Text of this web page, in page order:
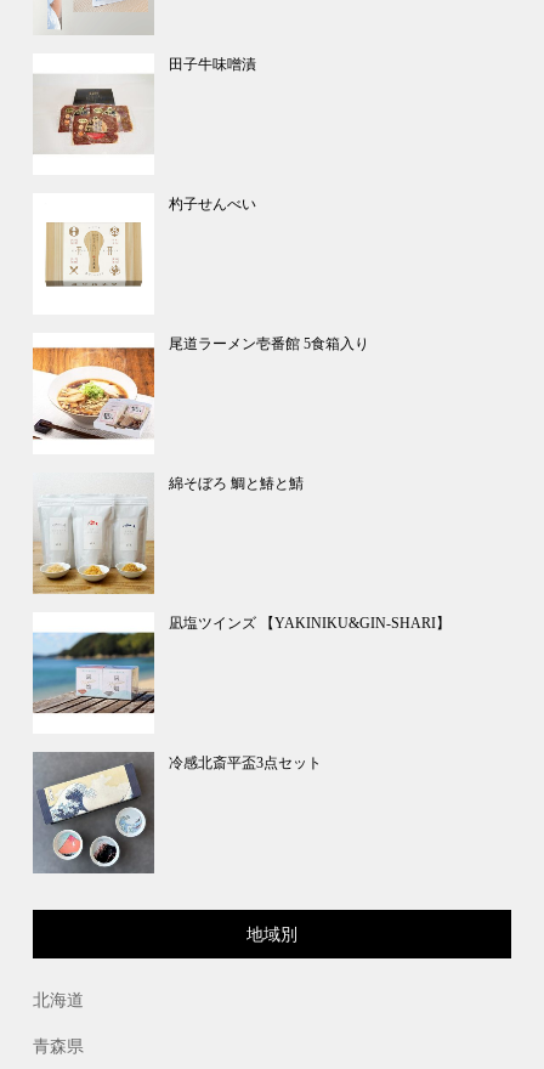
田子牛味噌漬
杓子せんべい
尾道ラーメン壱番館 5食箱入り
綿そぼろ 鯛と鰆と鯖
凪塩ツインズ 【YAKINIKU&GIN-SHARI】
冷感北斎平盃3点セット
地域別
北海道
青森県